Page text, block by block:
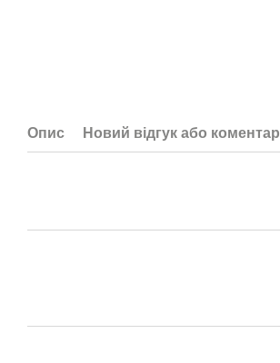
Опис Новий відгук або коментар